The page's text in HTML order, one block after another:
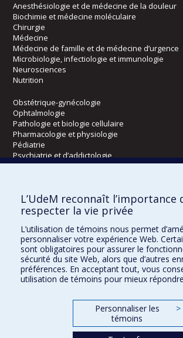
Anesthésiologie et de médecine de la douleur
Biochimie et médecine moléculaire
Chirurgie
Médecine
Médecine de famille et de médecine d’urgence
Microbiologie, infectiologie et immunologie
Neurosciences
Nutrition
Obstétrique-gynécologie
Ophtalmologie
Pathologie et biologie cellulaire
Pharmacologie et physiologie
Pédiatrie
Psychiatrie et d’addictologie
Radiologie, radio-oncologie et médecine
Écoles
Orthophonie et audiologie
Réadaptation
Directions
L’UdeM reconnaît l’importance
respecter la vie privée
L’utilisation de témoins nous permet
personnaliser votre expérience Web.
sont obligatoires pour assurer le
sécurité du site Web, alors que d’autres
préférences. En acceptant tout, vous
utilisation de témoins pour mieux
Personnaliser les
témoins
>